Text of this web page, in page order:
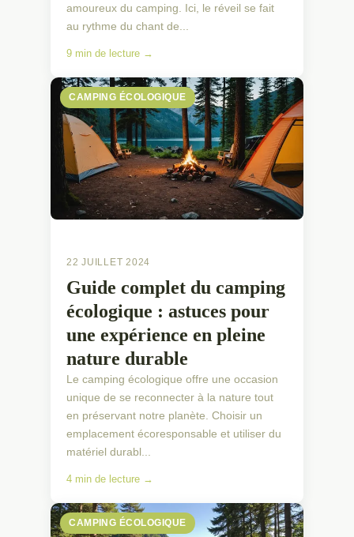
amoureux du camping. Ici, le réveil se fait
au rythme du chant de...
9 min de lecture →
CAMPING ÉCOLOGIQUE
22 JUILLET 2024
Guide complet du camping
écologique : astuces pour
une expérience en pleine
nature durable
Le camping écologique offre une occasion
unique de se reconnecter à la nature tout
en préservant notre planète. Choisir un
emplacement écoresponsable et utiliser du
matériel durabl...
4 min de lecture →
CAMPING ÉCOLOGIQUE